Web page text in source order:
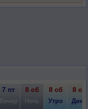
7 пт 8 сб 8 сб 8 сб
Вечер Ночь Утро День